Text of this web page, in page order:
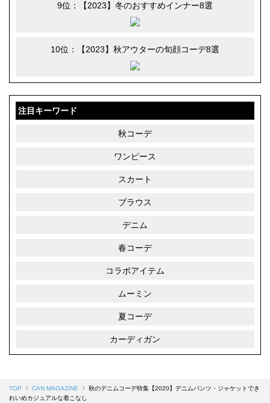
9位：【2023】冬のおすすめインナー8選
10位：【2023】秋アウターの旬顔コーデ8選
注目キーワード
秋コーデ
ワンピース
スカート
ブラウス
デニム
春コーデ
コラボアイテム
ムーミン
夏コーデ
カーディガン
TOP CAN MAGAZINE
秋のデニムコーデ特集【2020】デニムパンツ・ジャケットでき
れいめカジュアルな着こなし